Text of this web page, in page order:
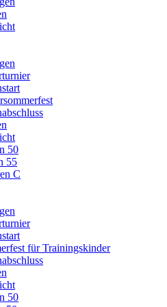
50
55
C
für Trainingskinder
50